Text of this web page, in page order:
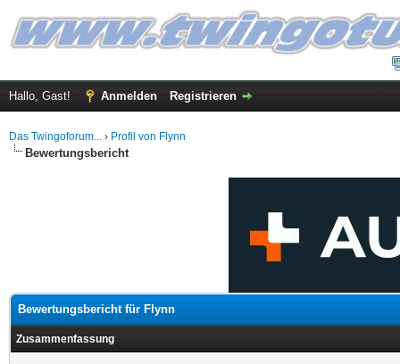
Hallo, Gast! Anmelden Registrieren
Das Twingoforum... › Profil von Flynn
Bewertungsbericht
Bewertungsbericht für Flynn
Zusammenfassung